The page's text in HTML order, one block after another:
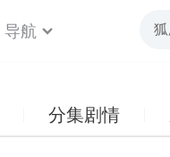
导航
分集剧情